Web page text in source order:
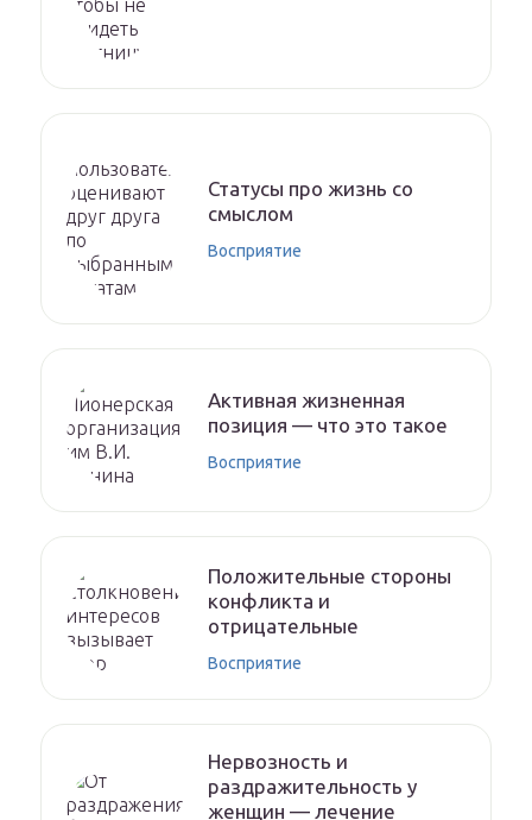
Статусы про жизнь со
смыслом
Восприятие
Активная жизненная
позиция — что это такое
Восприятие
Положительные стороны
конфликта и
отрицательные
Восприятие
Нервозность и
раздражительность у
женщин — лечение